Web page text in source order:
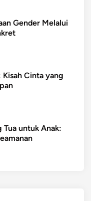
Gender Melalui
Cinta yang
Tua untuk Anak: